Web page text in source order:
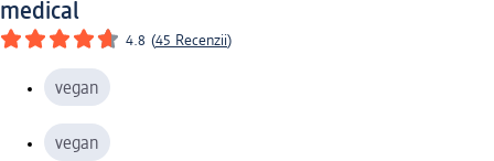
medical
4.8 (45 Recenzii)
vegan
vegan